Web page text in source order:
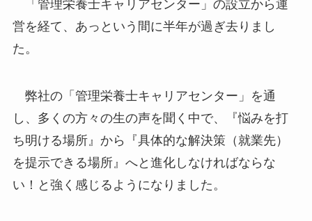
「管理栄養士キャリアセンター」の設立から運
営を経て、あっという間に半年が過ぎ去りまし
た。
弊社の「管理栄養士キャリアセンター」を通
し、多くの方々の生の声を聞く中で、『悩みを打
ち明ける場所』から『具体的な解決策（就業先）
を提示できる場所』へと進化しなければならな
い！と強く感じるようになりました。